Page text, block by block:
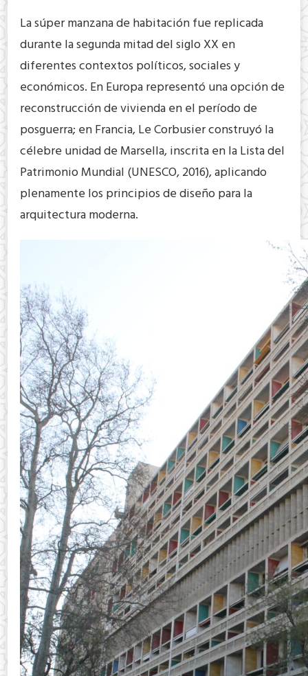
La súper manzana de habitación fue replicada
durante la segunda mitad del siglo XX en
diferentes contextos políticos, sociales y
económicos. En Europa representó una opción de
reconstrucción de vivienda en el período de
posguerra; en Francia, Le Corbusier construyó la
célebre unidad de Marsella, inscrita en la Lista del
Patrimonio Mundial (UNESCO, 2016), aplicando
plenamente los principios de diseño para la
arquitectura moderna.